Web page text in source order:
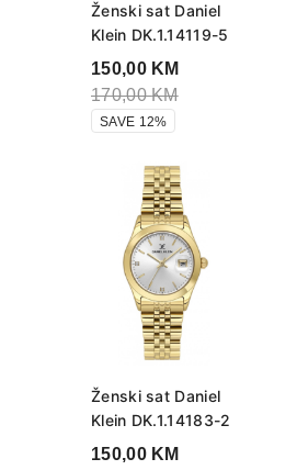
Ženski sat Daniel
Klein DK.1.14119-5
150,00 KM
170,00KM
SAVE 12%
Ženski sat Daniel
Klein DK.1.14183-2
150,00 KM